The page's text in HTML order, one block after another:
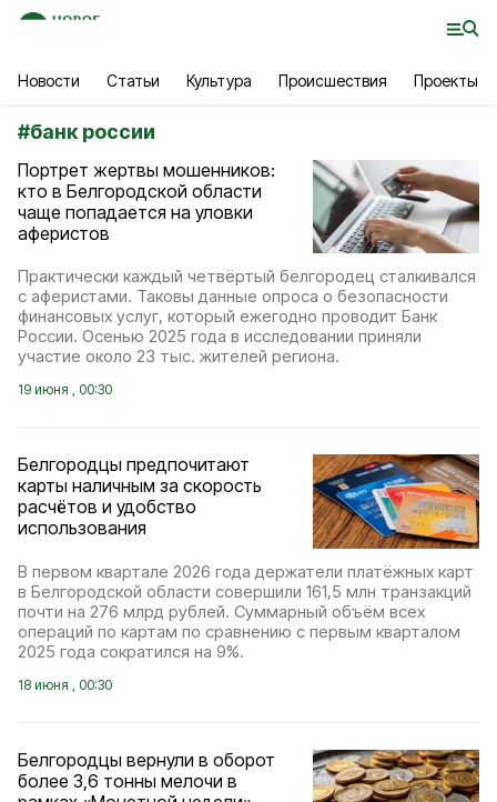
Новости Статьи Культура Происшествия Проекты
#банк россии
Портрет жертвы мошенников:
кто в Белгородской области
чаще попадается на уловки
аферистов
Практически каждый четвёртый белгородец сталкивался
с аферистами. Таковы данные опроса о безопасности
финансовых услуг, который ежегодно проводит Банк
России. Осенью 2025 года в исследовании приняли
участие около 23 тыс. жителей региона.
19 июня , 00:30
Белгородцы предпочитают
карты наличным за скорость
расчётов и удобство
использования
В первом квартале 2026 года держатели платёжных карт
в Белгородской области совершили 161,5 млн транзакций
почти на 276 млрд рублей. Суммарный объём всех
операций по картам по сравнению с первым кварталом
2025 года сократился на 9%.
18 июня , 00:30
Белгородцы вернули в оборот
более 3,6 тонны мелочи в